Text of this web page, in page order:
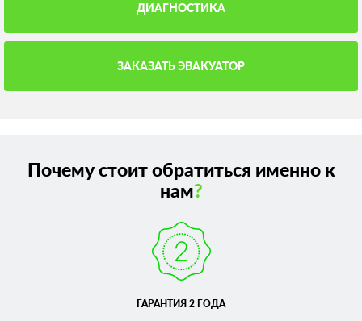
ДИАГНОСТИКА
ЗАКАЗАТЬ ЭВАКУАТОР
Почему стоит обратиться именно к
нам?
ГАРАНТИЯ 2 ГОДА